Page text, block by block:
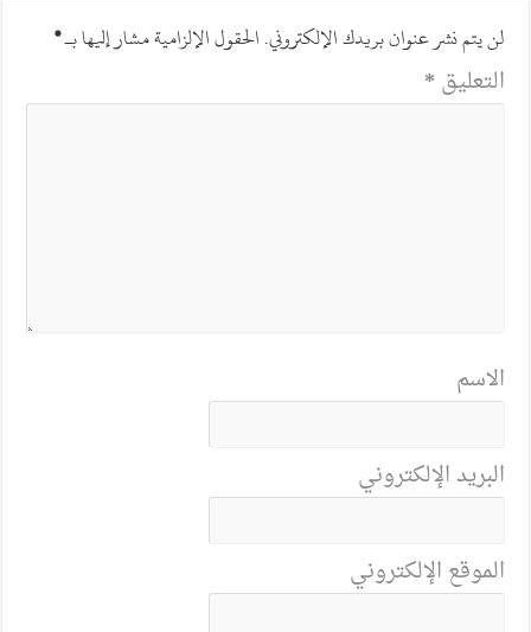
لن يتم نشر عنوان بريدك الإلكتروني.الحقول الإلزامية مشار إليها بـ*
التعليق *
الاسم
البريد الإلكتروني
الموقع الإلكتروني